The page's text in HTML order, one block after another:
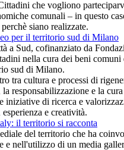
che vogliono
comunali – in questo
siano realizzate.
per il territorio sud di Milano
a Sud, cofinanziato da
nella cura dei beni
sud di Milano.
tra cultura e processi di
responsabilizzazione e la
iniziative di ricerca e
e creatività.
il territorio si racconta
del territorio che ha
e nell'utilizzo di un media